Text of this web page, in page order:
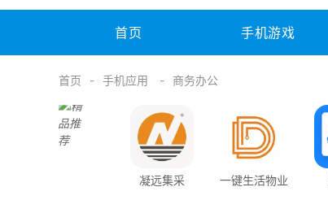
电脑软件 其它类别 图形软件
未分类
首页 手机游戏
首页 手机应用 商务办公
凝远集采
一键生活物业